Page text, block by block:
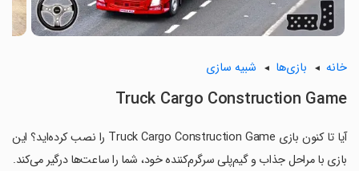
خانه بازی‌ها شبیه سازی
Truck Cargo Construction Game
آیا تا کنون بازی Truck Cargo Construction Game را نصب کرده‌اید؟ این
بازی با مراحل جذاب و گیم‌پلی سرگرم‌کننده خود، شما را ساعت‌ها درگیر می‌کند.